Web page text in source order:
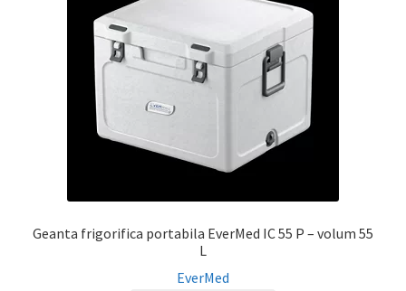
Geanta frigorifica portabila EverMed IC 55 P – volum 55
L
EverMed